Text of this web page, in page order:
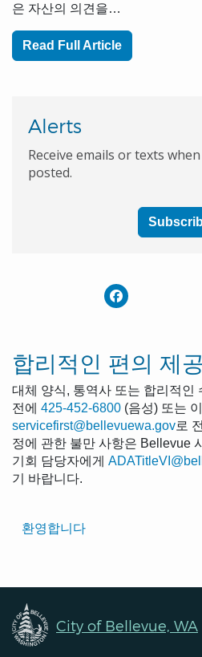
Translated
환영합니다
은 자산의 의견을…
Read Full Article
Alerts
Receive emails or texts
posted.
합리적인 편의 제공
대체 양식, 통역사 또는 합리적인
전에 425-452-6800 (음성) 또는
servicefirst@bellevuewa.gov로
정에 관한 불만 사항은 Bellevue
기회 담당자에게
기 바랍니다.
City of Bellevue, WA